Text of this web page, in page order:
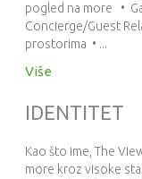
pogled na more •
Concierge/Guest
prostorima • ...
Više
IDENTITET
Kao što ime, The
more kroz visoke